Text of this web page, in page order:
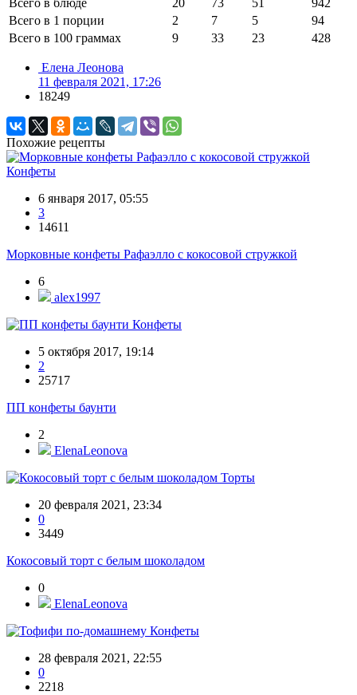
Всего в блюде
20 73 51
942
Всего в 1 порции
2 7 5
94
Всего в 100 граммах
9 33 23 428
Елена Леонова
11 февраля 2021, 17:26
18249
Похожие рецепты
Конфеты
6 января 2017, 05:55
3
14611
Морковные конфеты Рафаэлло с кокосовой стружкой
6
alex1997
Конфеты
5 октября 2017, 19:14
2
25717
ПП конфеты баунти
2
ElenaLeonova
Торты
20 февраля 2021, 23:34
0
3449
Кокосовый торт с белым шоколадом
0
ElenaLeonova
Конфеты
28 февраля 2021, 22:55
0
2218